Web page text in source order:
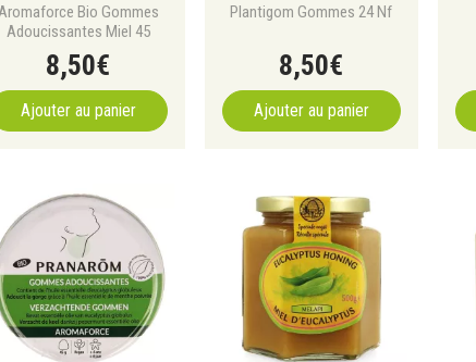
Bio Gommes
Adoucissantes Miel 45
8,50€
Ajouter au panier
Plantigom Gommes 24 Nf
8,50€
Ajouter au panier